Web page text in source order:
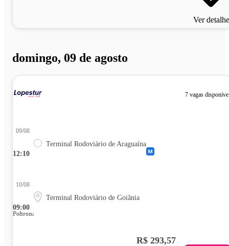
Ver
domingo, 09 de agosto
7 vagas
12:10
09/08
Terminal Rodoviário de Araguaína
09:00
10/08
Terminal Rodoviário de Goiânia
Poltrona
R$ 293,57